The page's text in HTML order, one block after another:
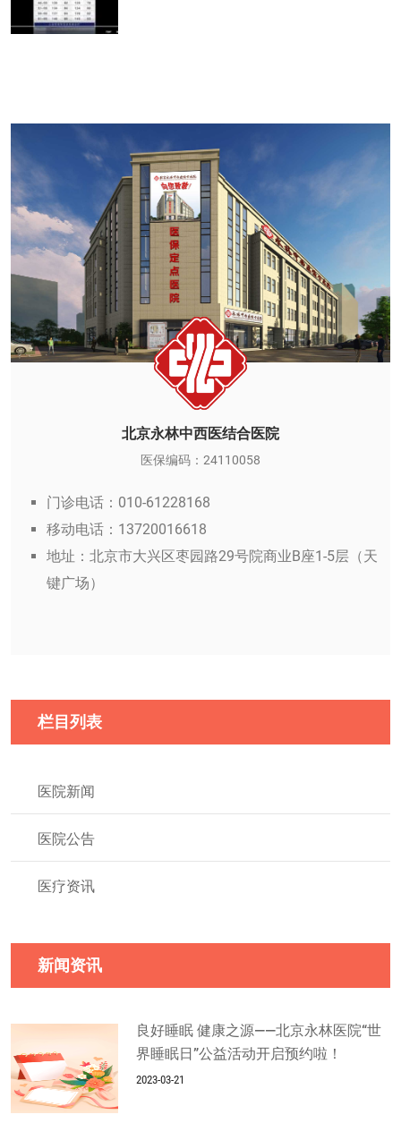
北京永林中西医结合医院
医保编码：24110058
门诊电话：010-61228168
移动电话：13720016618
地址：北京市大兴区枣园路29号院商业B座1-5层（天
键广场）
栏目列表
医院新闻
医院公告
医疗资讯
新闻资讯
良好睡眠 健康之源——北京永林医院“世
界睡眠日”公益活动开启预约啦！
2023-03-21